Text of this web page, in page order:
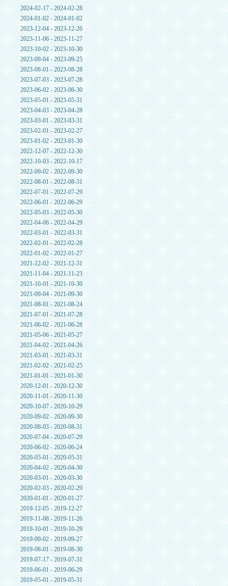
2024-02-17 - 2024-02-28
2024-01-02 - 2024-01-02
2023-12-04 - 2023-12-26
2023-11-06 - 2023-11-27
2023-10-02 - 2023-10-30
2023-09-04 - 2023-09-25
2023-08-01 - 2023-08-28
2023-07-03 - 2023-07-28
2023-06-02 - 2023-06-30
2023-05-01 - 2023-05-31
2023-04-03 - 2023-04-28
2023-03-01 - 2023-03-31
2023-02-01 - 2023-02-27
2023-01-02 - 2023-01-30
2022-12-07 - 2022-12-30
2022-10-03 - 2022-10-17
2022-09-02 - 2022-09-30
2022-08-01 - 2022-08-31
2022-07-01 - 2022-07-29
2022-06-01 - 2022-06-29
2022-05-03 - 2022-05-30
2022-04-06 - 2022-04-29
2022-03-01 - 2022-03-31
2022-02-01 - 2022-02-28
2022-01-02 - 2022-01-27
2021-12-02 - 2021-12-31
2021-11-04 - 2021-11-23
2021-10-01 - 2021-10-30
2021-09-04 - 2021-09-30
2021-08-01 - 2021-08-24
2021-07-01 - 2021-07-28
2021-06-02 - 2021-06-28
2021-05-06 - 2021-05-27
2021-04-02 - 2021-04-26
2021-03-01 - 2021-03-31
2021-02-02 - 2021-02-25
2021-01-01 - 2021-01-30
2020-12-01 - 2020-12-30
2020-11-01 - 2020-11-30
2020-10-07 - 2020-10-29
2020-09-02 - 2020-09-30
2020-08-03 - 2020-08-31
2020-07-04 - 2020-07-29
2020-06-02 - 2020-06-24
2020-05-01 - 2020-05-31
2020-04-02 - 2020-04-30
2020-03-01 - 2020-03-30
2020-02-03 - 2020-02-29
2020-01-01 - 2020-01-27
2019-12-05 - 2019-12-27
2019-11-08 - 2019-11-26
2019-10-01 - 2019-10-29
2019-09-02 - 2019-09-27
2019-08-01 - 2019-08-30
2019-07-17 - 2019-07-31
2019-06-01 - 2019-06-29
2019-05-01 - 2019-05-31